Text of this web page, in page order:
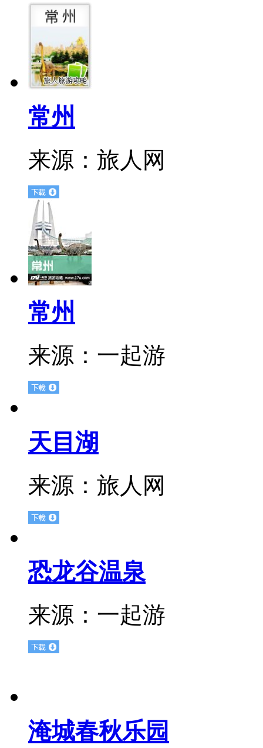
常州
来源： 旅人网
常州
来源： 一起游
天目湖
来源： 旅人网
恐龙谷温泉
来源： 一起游
淹城春秋乐园